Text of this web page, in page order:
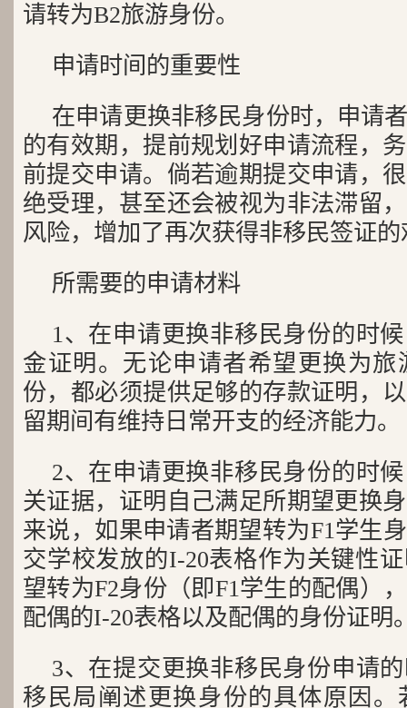
请转为B2旅游身份。
申请时间的重要性
在申请更换非移民身份时，申请
的有效期，提前规划好申请流程，
前提交申请。倘若逾期提交申请，
绝受理，甚至还会被视为非法滞留
风险，增加了再次获得非移民签证的
所需要的申请材料
1、在申请更换非移民身份的时
金证明。无论申请者希望更换为旅
份，都必须提供足够的存款证明，
留期间有维持日常开支的经济能力。
2、在申请更换非移民身份的时
关证据，证明自己满足所期望更换
来说，如果申请者期望转为F1学生
交学校发放的I-20表格作为关键性
望转为F2身份（即F1学生的配偶）
配偶的I-20表格以及配偶的身份证明
3、在提交更换非移民身份申请
移民局阐述更换身份的具体原因